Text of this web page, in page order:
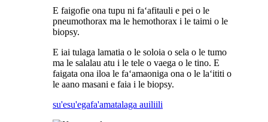
E faigofie ona tupu ni faʻafitauli e pei o le
pneumothorax ma le hemothorax i le taimi o le
biopsy.
E iai tulaga lamatia o le soloia o sela o le tumo
ma le salalau atu i le tele o vaega o le tino. E
faigata ona iloa le faʻamaoniga ona o le laʻititi o
le aano masani e faia i le biopsy.
su'esu'egafa'amatalaga auiliili